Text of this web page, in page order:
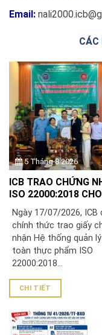
Email:
CÁC
5 Tháng 8 2026
ICB TRAO CHỨNG
ISO 22000:2018
LUÂN
Ngày 17/07/2026, ICB
chính thức trao giấy
nhận Hệ thống quản
toàn thực phẩm ISO
22000:2018...
CHI TIẾT